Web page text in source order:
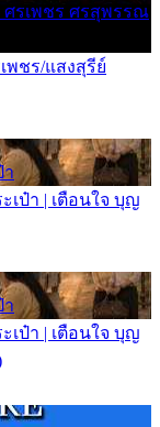
ศรเพชร ศรสุพรรณ
พชร/แสงสุรีย์
า
เป๋า | เตือนใจ บุญ
า
เป๋า | เตือนใจ บุญ